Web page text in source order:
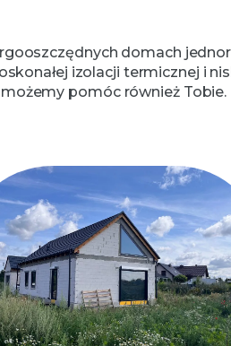
domach
izolacji termicznej i
możemy pomóc również Tobie.